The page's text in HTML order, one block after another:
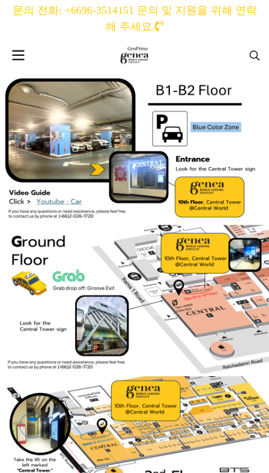
문의 전화: +6696-3514151 문의 및 지원을 위해 연락
해 주세요.